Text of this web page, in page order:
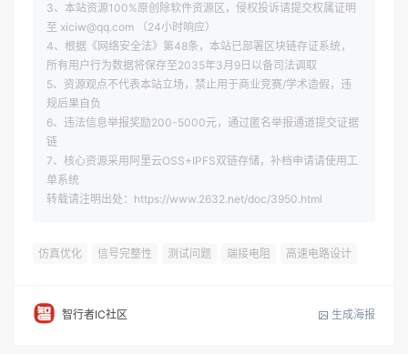
3、本站资源100%原创除软件资源区，侵权投诉请提交权属证明
至 xiciw@qq.com （24小时响应）
4、根据《网络安全法》第48条，本站已部署区块链存证系统，
所有用户行为数据将保存至2035年3月9日以备司法调取
5、资源观点不代表本站立场，禁止用于商业竞赛/学术造假，违
规后果自负
6、违法信息举报奖励200-5000元，通过匿名举报通道提交证据
链
7、核心资源采用阿里云OSS+IPFS双链存储，补档申请请使用工
单系统
转载请注明出处：https://www.2632.net/doc/3950.html
仿真优化 信号完整性 测试问题 端接电阻 高速电路设计
智行者IC社区 生成海报